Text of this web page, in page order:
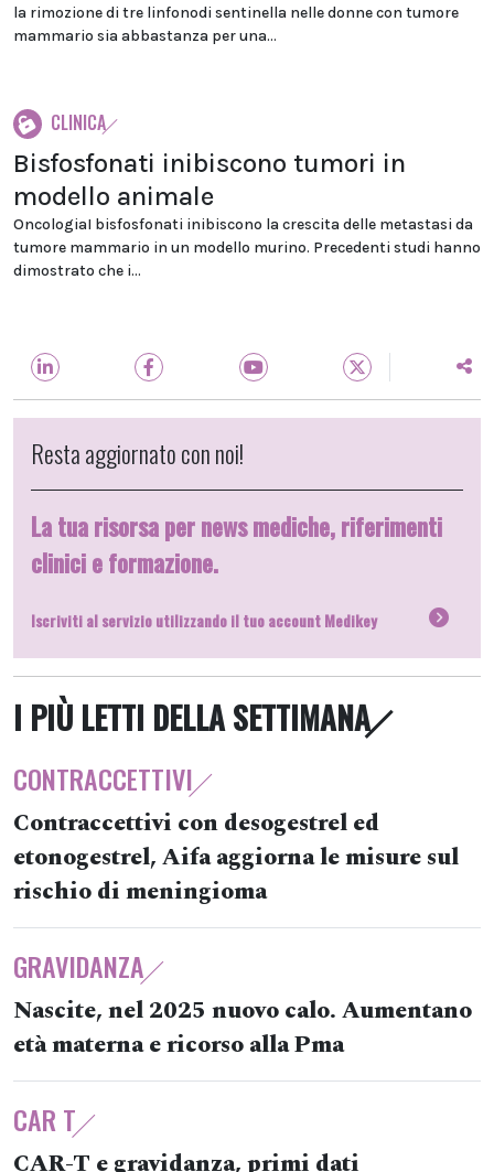
la rimozione di tre linfonodi sentinella nelle donne con tumore
mammario sia abbastanza per una...
CLINICA
Bisfosfonati inibiscono tumori in
modello animale
OncologiaI bisfosfonati inibiscono la crescita delle metastasi da
tumore mammario in un modello murino. Precedenti studi hanno
dimostrato che i...
Resta aggiornato con noi!
La tua risorsa per news mediche, riferimenti
clinici e formazione.
Iscriviti al servizio utilizzando il tuo account Medikey
I PIÙ LETTI DELLA SETTIMANA
CONTRACCETTIVI
Contraccettivi con desogestrel ed
etonogestrel, Aifa aggiorna le misure sul
rischio di meningioma
GRAVIDANZA
Nascite, nel 2025 nuovo calo. Aumentano
età materna e ricorso alla Pma
CAR T
CAR-T e gravidanza, primi dati